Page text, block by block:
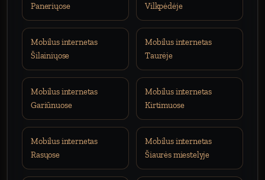
Paneriųose
Vilkpėdėje
Mobilus internetas
Šilainiųose
Mobilus internetas
Taurėje
Mobilus internetas
Gariūnuose
Mobilus internetas
Kirtimuose
Mobilus internetas
Rasųose
Mobilus internetas
Šiaurės miestelyje